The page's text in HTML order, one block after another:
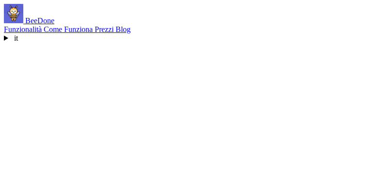
BeeDone
Funzionalità Come Funziona Prezzi Blog
it